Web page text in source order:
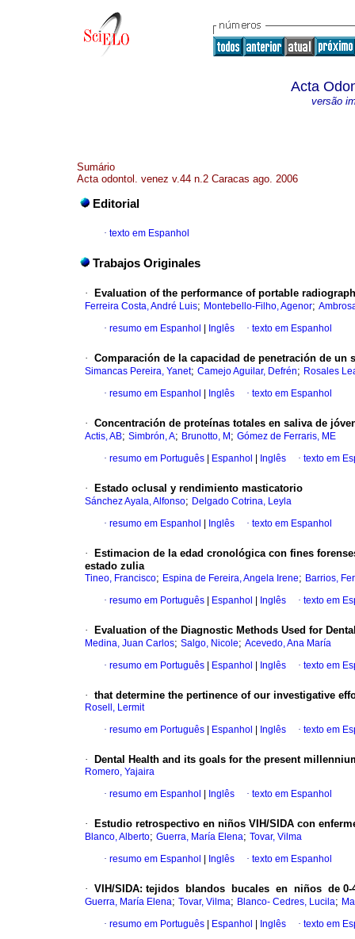
Acta
versão
Sumário
Acta odontol. venez v.44 n.2 Caracas ago. 2006
Editorial
· texto em Espanhol
Trabajos Originales
· Evaluation of the performance of portable
Ferreira Costa, André Luis; Montebello-Filho, Agenor;
· resumo em Espanhol Inglês · texto em Espanhol
· Comparación de la capacidad de penetración de
Simancas Pereira, Yanet; Camejo Aguilar, Defrén; Rosales
· resumo em Espanhol Inglês · texto em Espanhol
· Concentración de proteínas totales en saliva de
Actis, AB; Simbrón, A; Brunotto, M ; Gómez de Ferraris, ME
· resumo em Português Espanhol Inglês · texto em
· Estado oclusal y rendimiento masticatorio
Sánchez Ayala, Alfonso; Delgado Cotrina, Leyla
· resumo em Espanhol Inglês · texto em Espanhol
·
Estimacion de la edad cronológica con fines
estado zulia
Tineo, Francisco; Espina de Fereira, Angela Irene; Barrios,
· resumo em Português Espanhol Inglês · texto em
· Evaluation of the Diagnostic Methods Used for
Medina, Juan Carlos; Salgo, Nicole; Acevedo, Ana María
· resumo em Português Espanhol Inglês · texto em
· that determine the pertinence of our investigative
Rosell, Lermit
· resumo em Português Espanhol Inglês · texto em
· Dental Health and its goals for the present
Romero, Yajaira
· resumo em Espanhol Inglês · texto em Espanhol
· Estudio retrospectivo en niños VIH/SIDA con
Blanco, Alberto; Guerra, María Elena; Tovar, Vilma
· resumo em Espanhol Inglês · texto em Espanhol
· VIH/SIDA: tejidos blandos bucales en niños de 0-4
Guerra, María Elena; Tovar, Vilma; Blanco- Cedres, Lucila;
· resumo em Português Espanhol Inglês · texto em